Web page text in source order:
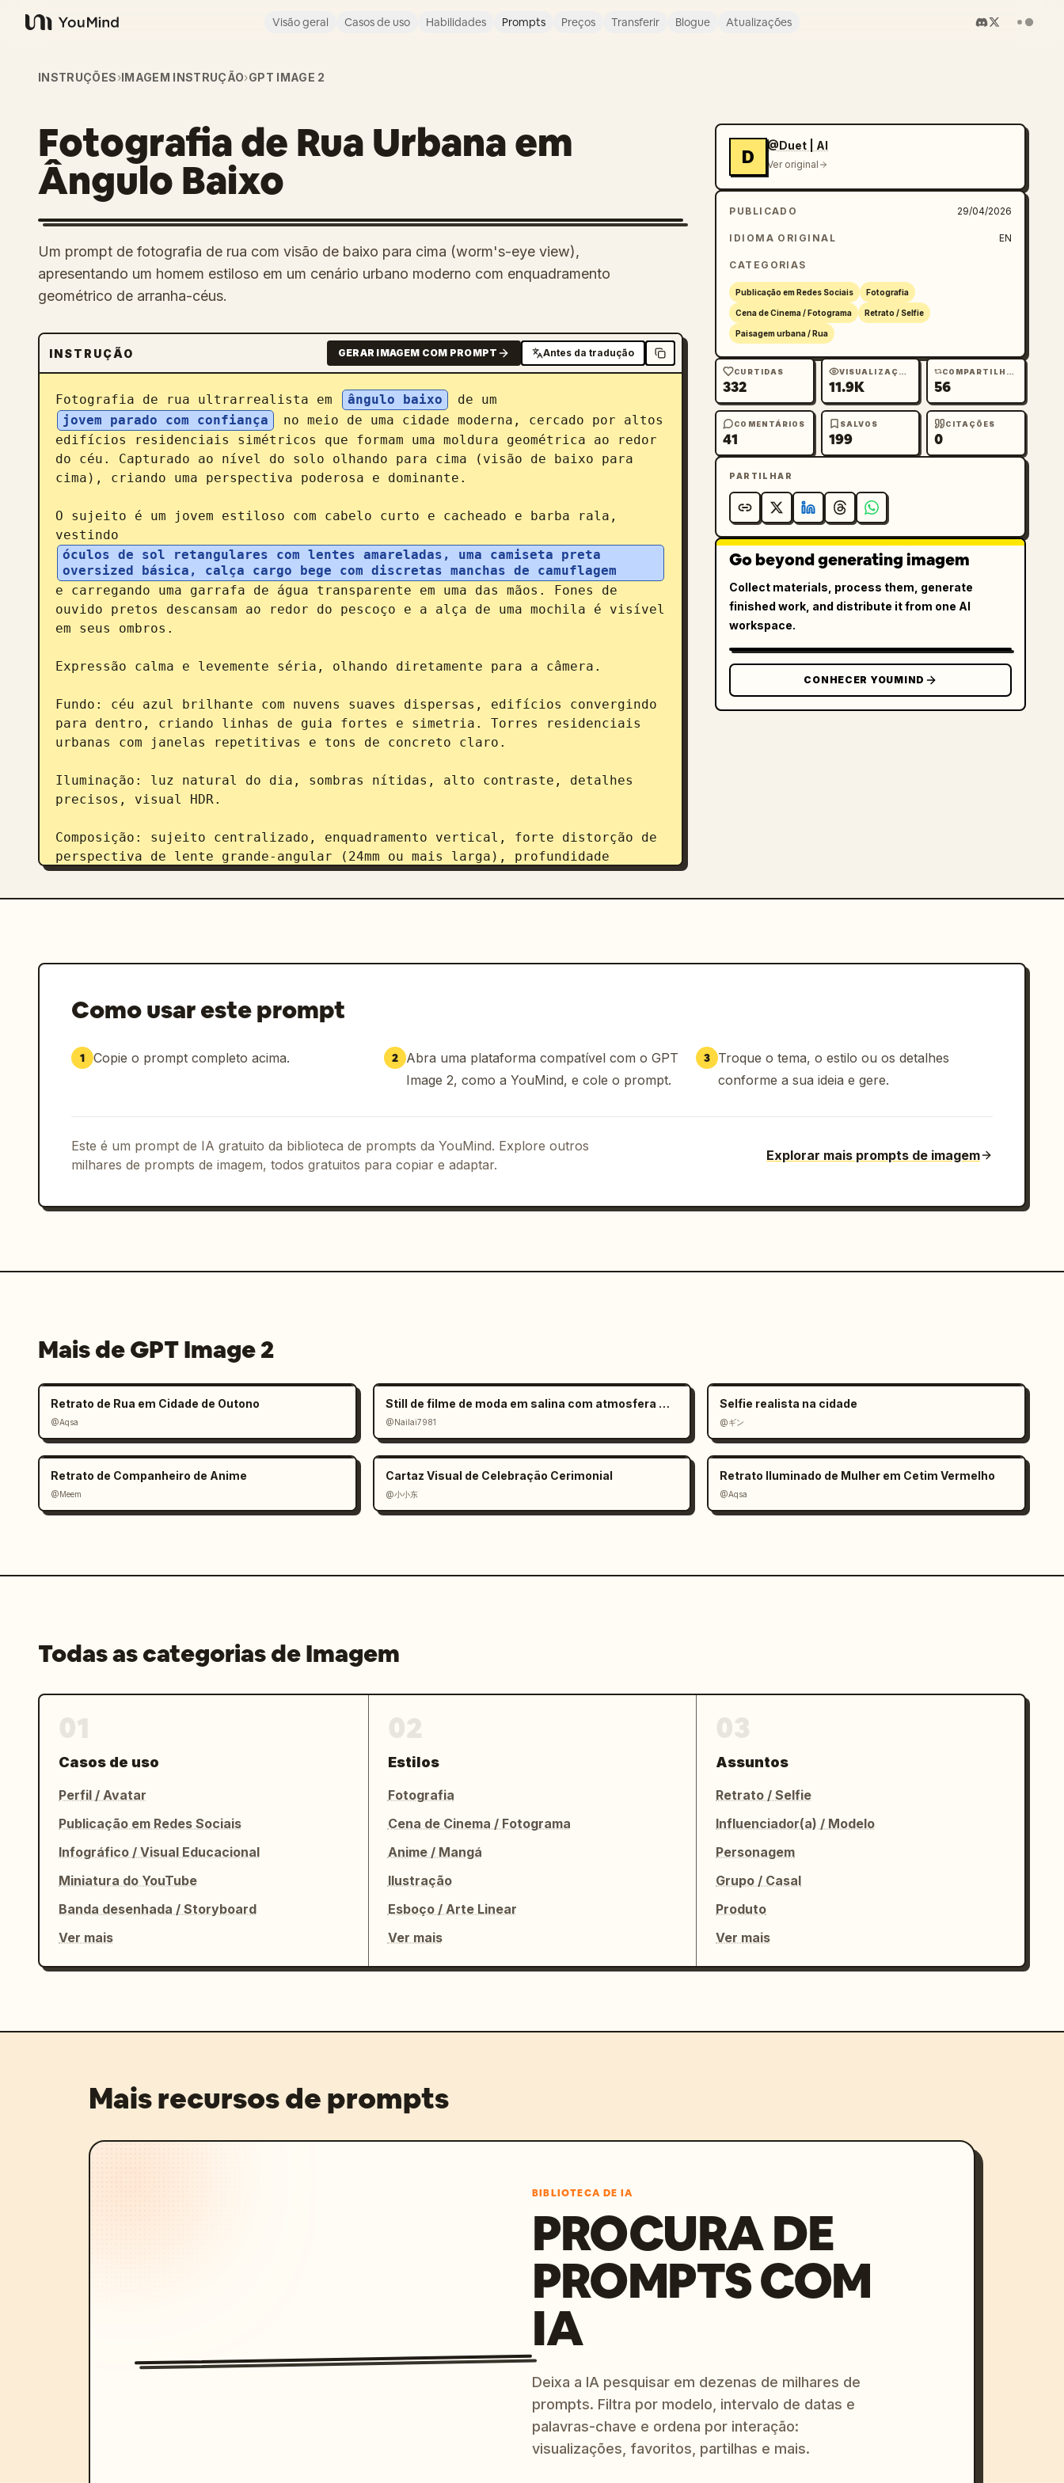
YouMind
Visão geral Casos de uso Habilidades Prompts Preços Transferir Blogue Atualizações
INSTRUÇÕES›IMAGEM INSTRUÇÃO›GPT IMAGE 2
Fotografia de Rua Urbana em
Ângulo Baixo
Um prompt de fotografia de rua com visão de baixo para cima (worm's-eye view),
apresentando um homem estiloso em um cenário urbano moderno com enquadramento
geométrico de arranha-céus.
INSTRUÇÃO GERAR IMAGEM COM PROMPT Antes da tradução
Fotografia de rua ultrarrealista em ângulo baixo
de um
jovem parado com confiança
no meio de uma cidade moderna, cercado por altos
edifícios residenciais simétricos que formam uma moldura geométrica ao redor
do céu. Capturado ao nível do solo olhando para cima (visão de baixo para
cima), criando uma perspectiva poderosa e dominante.
O sujeito é um jovem estiloso com cabelo curto e cacheado e barba rala,
vestindo
óculos de sol retangulares com lentes amareladas, uma camiseta preta
oversized básica, calça cargo bege com discretas manchas de camuflagem
e carregando uma garrafa de água transparente em uma das mãos. Fones de
ouvido pretos descansam ao redor do pescoço e a alça de uma mochila é visível
em seus ombros.
Expressão calma e levemente séria, olhando diretamente para a câmera.
Fundo: céu azul brilhante com nuvens suaves dispersas, edifícios convergindo
para dentro, criando linhas de guia fortes e simetria. Torres residenciais
urbanas com janelas repetitivas e tons de concreto claro.
Iluminação: luz natural do dia, sombras nítidas, alto contraste, detalhes
precisos, visual HDR.
Composição: sujeito centralizado, enquadramento vertical, forte distorção de
perspectiva de lente grande-angular (24mm ou mais larga), profundidade
cinematográfica.
D
@Duet | AI
Ver original
PUBLICADO 29/04/2026
IDIOMA ORIGINAL EN
CATEGORIAS
Publicação em Redes Sociais Fotografia
Cena de Cinema / Fotograma Retrato / Selfie
Paisagem urbana / Rua
CURTIDAS
332
VISUALIZAÇÕES
11.9K
COMPARTILHAMENTOS
56
COMENTÁRIOS
41
SALVOS
199
CITAÇÕES
0
PARTILHAR
Go beyond generating imagem
Collect materials, process them, generate
finished work, and distribute it from one AI
workspace.
CONHECER YOUMIND
Como usar este prompt
1 Copie o prompt completo acima. 2 Abra uma plataforma compatível com o GPT
Image 2, como a YouMind, e cole o prompt.
3
Troque o tema, o estilo ou os detalhes
conforme a sua ideia e gere.
Este é um prompt de IA gratuito da biblioteca de prompts da YouMind. Explore outros
milhares de prompts de imagem, todos gratuitos para copiar e adaptar.
Explorar mais prompts de imagem
Mais de GPT Image 2
Retrato de Rua em Cidade de Outono
@Aqsa
Still de filme de moda em salina com atmosfera melancólica
@Nailai7981
Selfie realista na cidade
@ギン
Retrato de Companheiro de Anime
@Meem
Cartaz Visual de Celebração Cerimonial
@小小东
Retrato Iluminado de Mulher em Cetim Vermelho
@Aqsa
Todas as categorias de Imagem
Casos de uso
Perfil / Avatar
Publicação em Redes Sociais
Infográfico / Visual Educacional
Miniatura do YouTube
Banda desenhada / Storyboard
Ver mais
Estilos
Fotografia
Cena de Cinema / Fotograma
Anime / Mangá
Ilustração
Esboço / Arte Linear
Ver mais
Assuntos
Retrato / Selfie
Influenciador(a) / Modelo
Personagem
Grupo / Casal
Produto
Ver mais
Mais recursos de prompts
BIBLIOTECA DE IA
PROCURA DE
PROMPTS COM
IA
Deixa a IA pesquisar em dezenas de milhares de
prompts. Filtra por modelo, intervalo de datas e
palavras-chave e ordena por interação:
visualizações, favoritos, partilhas e mais.